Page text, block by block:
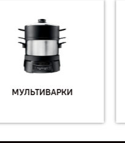
МУЛЬТИВАРКИ